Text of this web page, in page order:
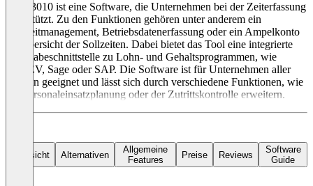
Time 3010 ist eine Software, die Unternehmen bei der Zeiterfassung
unterstützt. Zu den Funktionen gehören unter anderem ein
Fehlzeitmanagement, Betriebsdatenerfassung oder ein Ampelkonto
als Übersicht der Sollzeiten. Dabei bietet das Tool eine integrierte
Übergabeschnittstelle zu Lohn- und Gehaltsprogrammen, wie
DATEV, Sage oder SAP. Die Software ist für Unternehmen aller
Größen geeignet und lässt sich durch verschiedene Funktionen, wie
der Personaleinsatzplanung oder der Zutrittskontrolle erweitern.
Übersicht Alternativen
Allgemeine
Features
Preise Reviews
Software
Guide